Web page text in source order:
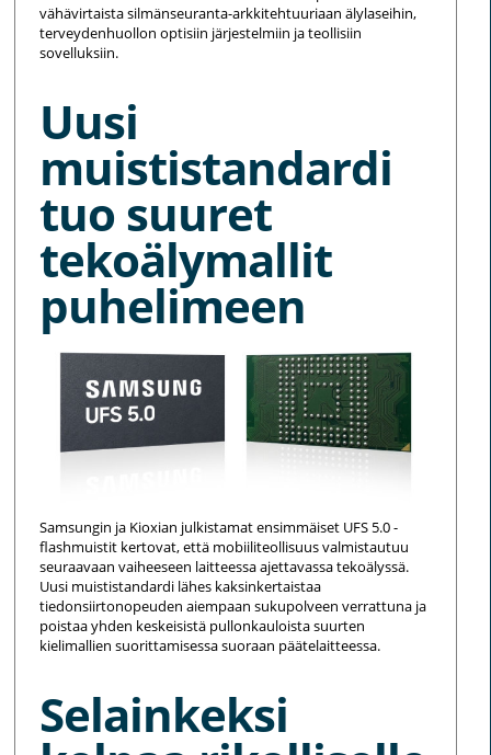
vähävirtaista silmänseuranta-arkkitehtuuriaan älylaseihin,
terveydenhuollon optisiin järjestelmiin ja teollisiin
sovelluksiin.
Uusi
muististandardi
tuo suuret
tekoälymallit
puhelimeen
Samsungin ja Kioxian julkistamat ensimmäiset UFS 5.0 -
flashmuistit kertovat, että mobiiliteollisuus valmistautuu
seuraavaan vaiheeseen laitteessa ajettavassa tekoälyssä.
Uusi muististandardi lähes kaksinkertaistaa
tiedonsiirtonopeuden aiempaan sukupolveen verrattuna ja
poistaa yhden keskeisistä pullonkauloista suurten
kielimallien suorittamisessa suoraan päätelaitteessa.
Selainkeksi